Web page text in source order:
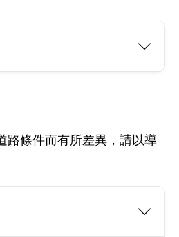
路條件而有所差異，請以導